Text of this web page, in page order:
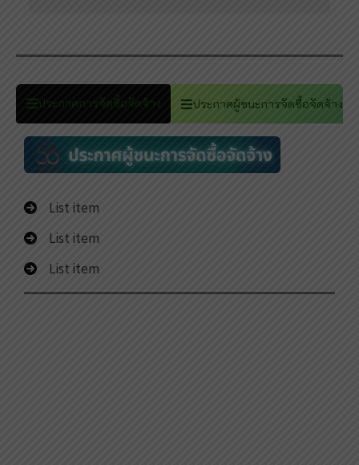
ประกาศการจัดซื้อจัดจ้าง ประกาศผู้ชนะการจัดซื้อจัดจ้าง
List item
List item
List item